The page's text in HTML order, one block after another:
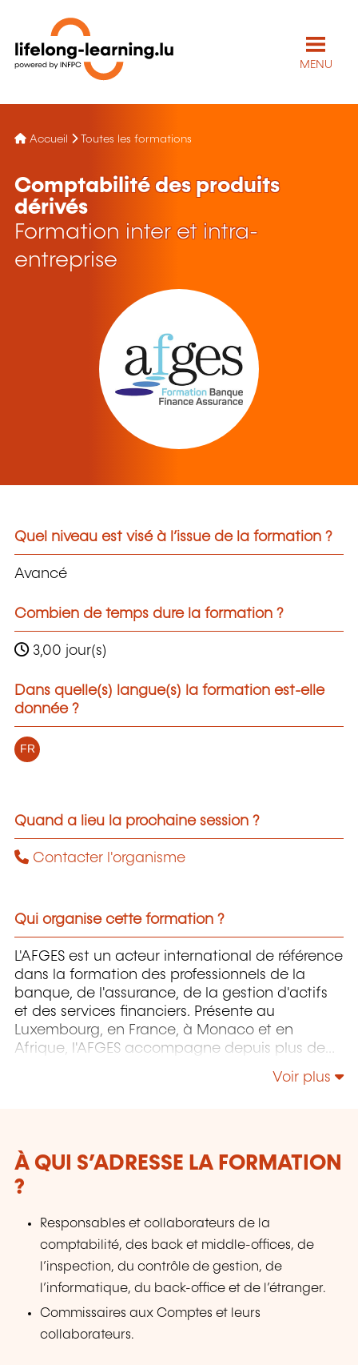
MENU
Accueil Toutes les formations
Comptabilité des produits
dérivés
Formation inter et intra-
entreprise
Quel niveau est visé à l’issue de la formation ?
Avancé
Combien de temps dure la formation ?
3,00 jour(s)
Dans quelle(s) langue(s) la formation est-elle
donnée ?
FR
Quand a lieu la prochaine session ?
Contacter l'organisme
Qui organise cette formation ?
L'AFGES est un acteur international de référence
dans la formation des professionnels de la
banque, de l'assurance, de la gestion d'actifs
et des services financiers. Présente au
Luxembourg, en France, à Monaco et en
Afrique, l'AFGES accompagne depuis plus de
20 ans les établissements financiers dans le
développement des compétences de leurs
Générale, BGL BNP Paribas, Natixis, Foyer,
Raiffeisen, Quintet, ainsi que de nombreux
établissements bancaires, compagnies
d'assurance, sociétés de gestion et fonds
d'investissement. Nous accompagnons
également les autorités et institutions de
supervision, notamment : BCE, Banque de
France, ACPR, CSSF et autres organismes de
régulation européens.
Voir plus
À QUI S’ADRESSE LA FORMATION
?
Responsables et collaborateurs de la
comptabilité, des back et middle-offices, de
l’inspection, du contrôle de gestion, de
l’informatique, du back-office et de l’étranger.
Commissaires aux Comptes et leurs
collaborateurs.